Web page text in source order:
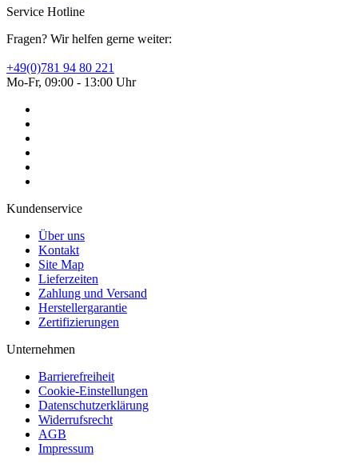
Service Hotline
Fragen? Wir helfen gerne weiter:
+49(0)781 94 80 221
Mo-Fr, 09:00 - 13:00 Uhr
Kundenservice
Über uns
Kontakt
Site Map
Lieferzeiten
Zahlung und Versand
Herstellergarantie
Zertifizierungen
Unternehmen
Barrierefreiheit
Cookie-Einstellungen
Datenschutzerklärung
Widerrufsrecht
AGB
Impressum